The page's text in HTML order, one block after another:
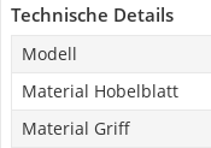
Technische Details
Modell
Material Hobelblatt
Material Griff